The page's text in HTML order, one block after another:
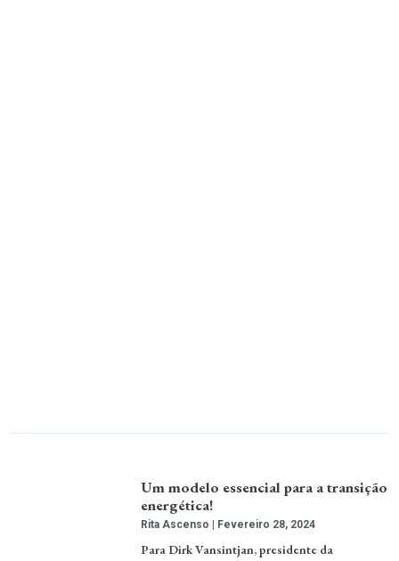
Um modelo essencial para a transição
energética!
Rita Ascenso Fevereiro 28, 2024
Para Dirk Vansintjan, presidente da